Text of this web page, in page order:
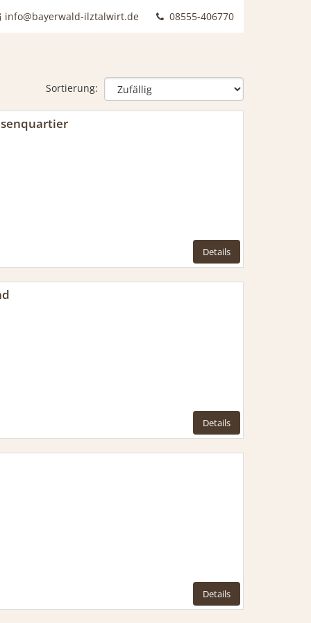
info@bayerwald-ilztalwirt.de 08555-406770
Sortierung:
Details
Details
Details